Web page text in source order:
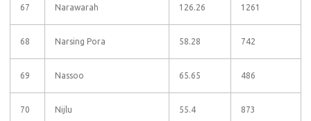
67 Narawarah 126.26 1261
68 Narsing Pora 58.28 742
69 Nassoo 65.65 486
70 Nijlu 55.4 873